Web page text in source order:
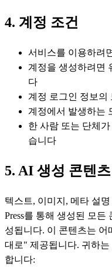
4. 계정 조건
서비스를 이용하려
계정을 생성하려면
다
계정 로그인 정보의
계정에서 발생하는
한 사람 또는 단체
습니다
5. AI 생성 콘텐츠
텍스트, 이미지, 메타 설
Press를 통해 생성된 모
성됩니다. 이 콘텐츠는
대로" 제공됩니다. 귀하
합니다: